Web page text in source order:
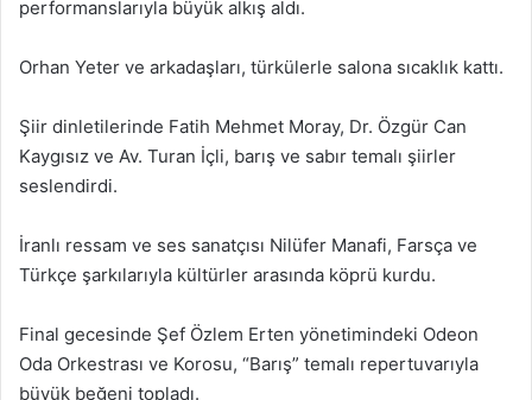
performanslarıyla büyük alkış aldı.
Orhan Yeter ve arkadaşları, türkülerle salona sıcaklık kattı.
Şiir dinletilerinde Fatih Mehmet Moray, Dr. Özgür Can
Kaygısız ve Av. Turan İçli, barış ve sabır temalı şiirler
seslendirdi.
İranlı ressam ve ses sanatçısı Nilüfer Manafi, Farsça ve
Türkçe şarkılarıyla kültürler arasında köprü kurdu.
Final gecesinde Şef Özlem Erten yönetimindeki Odeon
Oda Orkestrası ve Korosu, “Barış” temalı repertuvarıyla
büyük beğeni topladı.